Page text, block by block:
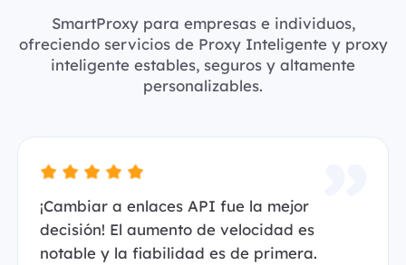
SmartProxy para empresas e individuos,
ofreciendo servicios de Proxy Inteligente y proxy
inteligente estables, seguros y altamente
personalizables.
¡Cambiar a enlaces API fue la mejor
decisión! El aumento de velocidad es
notable y la fiabilidad es de primera.